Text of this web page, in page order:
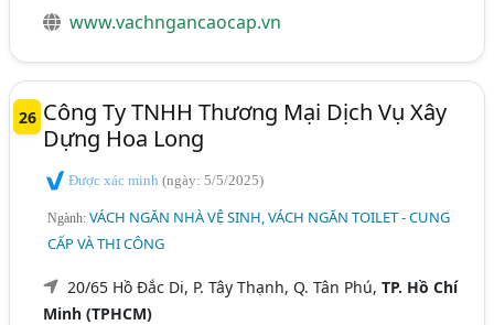
www.vachngancaocap.vn
26 Công Ty TNHH Thương Mại Dịch Vụ Xây
Dựng Hoa Long
Được xác minh(ngày: 5/5/2025)
Ngành:VÁCH NGĂN NHÀ VỆ SINH, VÁCH NGĂN TOILET - CUNG
CẤP VÀ THI CÔNG
20/65 Hồ Đắc Di, P. Tây Thạnh, Q. Tân Phú,TP. Hồ Chí
Minh (TPHCM)